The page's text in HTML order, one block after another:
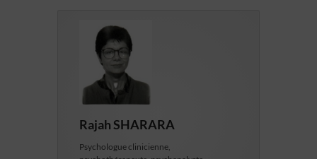
Rajah SHARARA
Psychologue clinicienne,